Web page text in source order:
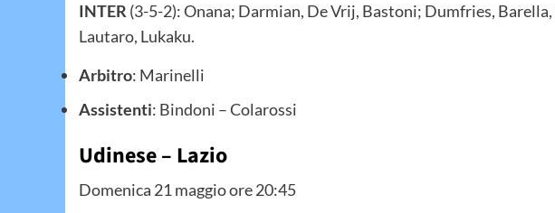
INTER (3-5-2): Onana; Darmian, De Vrij, Bastoni; Dumfries,
Lautaro, Lukaku.
Arbitro: Marinelli
Assistenti: Bindoni – Colarossi
Udinese – Lazio
Domenica 21 maggio ore 20:45